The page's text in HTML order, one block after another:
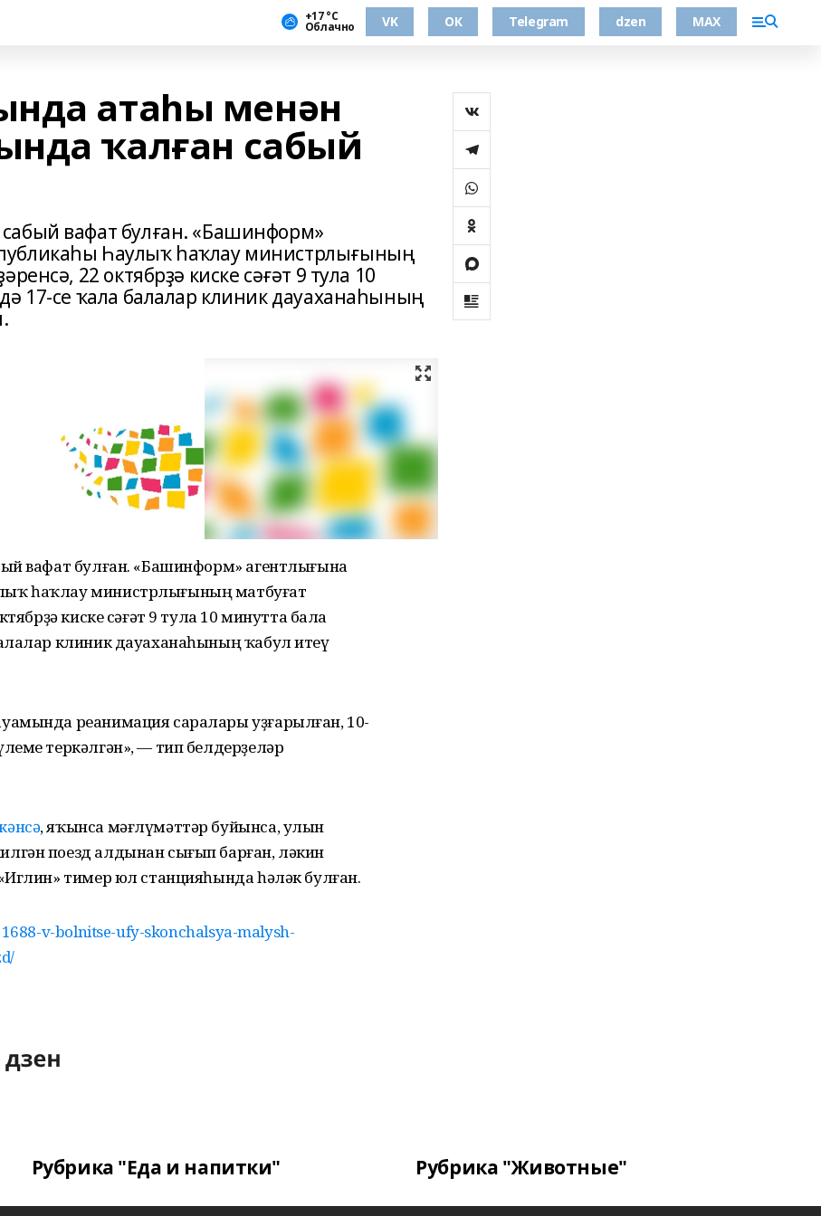
+17 °С
Облачно VK ОК Telegram dzen MAX
атаһы менән
ҡалған сабый
вафат булған. «Башинформ»
Һаулыҡ һаҡлау министрлығының
22 октябрҙә киске сәғәт 9 тула 10
17-се ҡала балалар клиник дауаханаһының
вафат булған. «Башинформ» агентлығына
һаҡлау министрлығының матбуғат
киске сәғәт 9 тула 10 минутта бала
клиник дауаханаһының ҡабул итеү
реанимация саралары уҙғарылған, 10-
теркәлгән», — тип белдерҙеләр
, яҡынса мәғлүмәттәр буйынса, улын
поезд алдынан сығып барған, ләкин
тимер юл станцияһында һәләк булған.
v-bolnitse-ufy-skonchalsya-malysh-
Рубрика "Еда и напитки" Рубрика "Животные"